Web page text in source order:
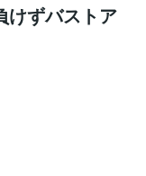
けずバストア